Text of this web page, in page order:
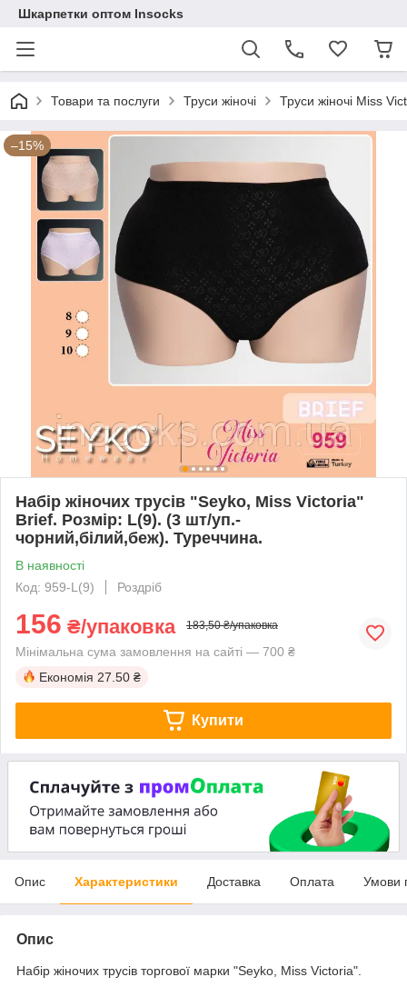
Шкарпетки оптом Insocks
Товари та послуги Труси жіночі Труси жіночі Miss
–15%
Набір жіночих трусів "Seyko, Miss Victoria"
Brief. Розмір: L(9). (3 шт/уп.-
чорний,білий,беж). Туреччина.
В наявності
Код: 959-L(9)
Роздріб
156 ₴/упаковка 183,50 ₴/упаковка
Мінімальна сума замовлення на сайті — 700 ₴
Економія 27.50 ₴
Купити
Опис Характеристики Доставка Оплата Умови
Опис
Набір жіночих трусів торгової марки "Seyko, Miss Victoria".